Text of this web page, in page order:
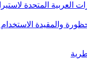
العربية المتحدة
والمقيدة